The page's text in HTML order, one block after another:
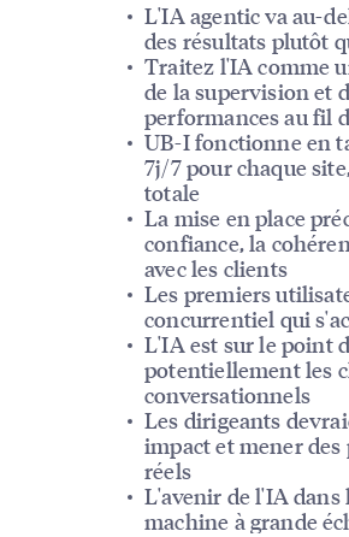
L'IA agentic va au-
des résultats plutôt
Traitez l'IA comme
de la supervision et
performances au fil
UB-I fonctionne en
7j/7 pour chaque
totale
La mise en place
confiance, la
avec les clients
Les premiers
concurrentiel qui
L'IA est sur le point
potentiellement les
conversationnels
Les dirigeants
impact et mener
réels
L'avenir de l'IA
machine à grande